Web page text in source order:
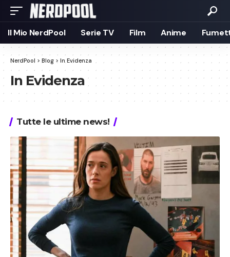
Il Mio NerdPool Serie TV Film Anime
NerdPool > Blog > In Evidenza
In Evidenza
Tutte le ultime news!